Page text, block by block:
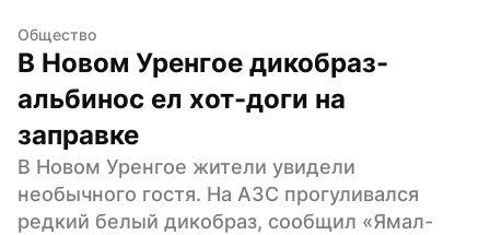
Общество
В Новом Уренгое дикобраз-
альбинос ел хот-доги на
заправке
В Новом Уренгое жители увидели
необычного гостя. На АЗС прогуливался
редкий белый дикобраз, сообщил «Ямал-